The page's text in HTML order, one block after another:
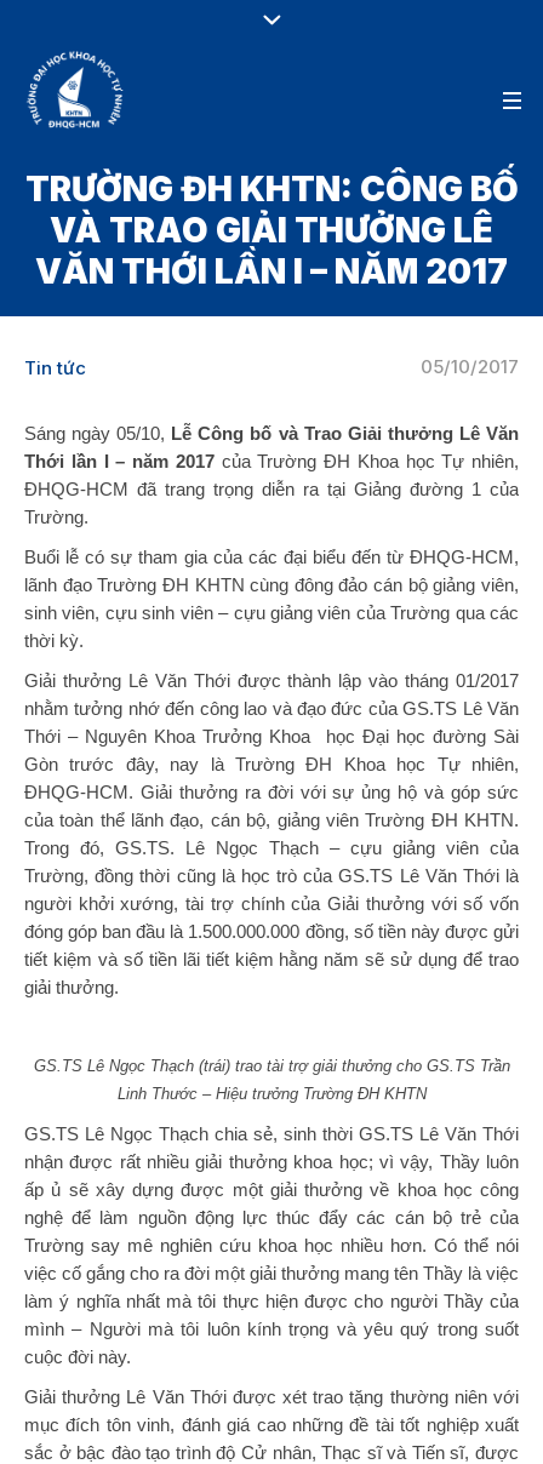
TRƯỜNG ĐH KHTN: CÔNG BỐ
VÀ TRAO GIẢI THƯỞNG LÊ
VĂN THỚI LẦN I – NĂM 2017
05/10/2017
Tin tức
Sáng ngày 05/10, Lễ Công bố và Trao Giải thưởng Lê Văn
Thới lần I – năm 2017của Trường ĐH Khoa học Tự nhiên,
ĐHQG-HCM đã trang trọng diễn ra tại Giảng đường 1 của
Trường.
Buổi lễ có sự tham gia của các đại biểu đến từ ĐHQG-HCM,
lãnh đạo Trường ĐH KHTN cùng đông đảo cán bộ giảng viên,
sinh viên, cựu sinh viên – cựu giảng viên của Trường qua các
thời kỳ.
Giải thưởng Lê Văn Thới được thành lập vào tháng 01/2017
nhằm tưởng nhớ đến công lao và đạo đức của GS.TS Lê Văn
Thới – Nguyên Khoa Trưởng Khoa học Đại học đường Sài
Gòn trước đây, nay là Trường ĐH Khoa học Tự nhiên,
ĐHQG-HCM. Giải thưởng ra đời với sự ủng hộ và góp sức
của toàn thể lãnh đạo, cán bộ, giảng viên Trường ĐH KHTN.
Trong đó, GS.TS. Lê Ngọc Thạch – cựu giảng viên của
Trường, đồng thời cũng là học trò của GS.TS Lê Văn Thới là
người khởi xướng, tài trợ chính của Giải thưởng với số vốn
đóng góp ban đầu là 1.500.000.000 đồng, số tiền này được gửi
tiết kiệm và số tiền lãi tiết kiệm hằng năm sẽ sử dụng để trao
giải thưởng.
GS.TS Lê Ngọc Thạch (trái) trao tài trợ giải thưởng cho GS.TS Trần
Linh Thước – Hiệu trưởng Trường ĐH KHTN
GS.TS Lê Ngọc Thạch chia sẻ, sinh thời GS.TS Lê Văn Thới
nhận được rất nhiều giải thưởng khoa học; vì vậy, Thầy luôn
ấp ủ sẽ xây dựng được một giải thưởng về khoa học công
nghệ để làm nguồn động lực thúc đẩy các cán bộ trẻ của
Trường say mê nghiên cứu khoa học nhiều hơn. Có thể nói
việc cố gắng cho ra đời một giải thưởng mang tên Thầy là việc
làm ý nghĩa nhất mà tôi thực hiện được cho người Thầy của
mình – Người mà tôi luôn kính trọng và yêu quý trong suốt
cuộc đời này.
Giải thưởng Lê Văn Thới được xét trao tặng thường niên với
mục đích tôn vinh, đánh giá cao những đề tài tốt nghiệp xuất
sắc ở bậc đào tạo trình độ Cử nhân, Thạc sĩ và Tiến sĩ, được